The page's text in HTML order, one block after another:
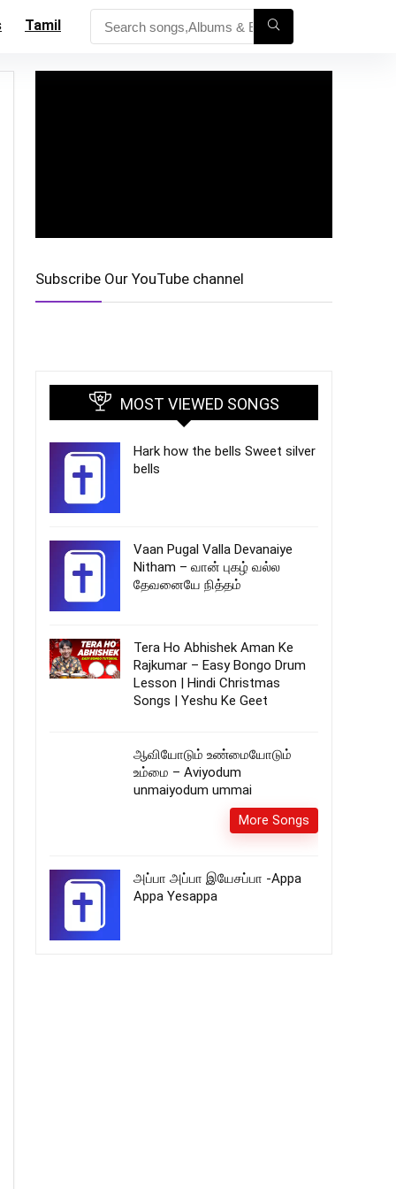
Tamil
Subscribe Our YouTube channel
MOST VIEWED SONGS
Hark how the bells Sweet silver
bells
Vaan Pugal Valla Devanaiye
Nitham – வான் புகழ் வல்ல
தேவனையே நித்தம்
Tera Ho Abhishek Aman Ke
Rajkumar – Easy Bongo Drum
Lesson | Hindi Christmas
Songs | Yeshu Ke Geet
ஆவியோடும் உண்மையோடும்
உம்மை – Aviyodum
unmaiyodum ummai
More Songs
அப்பா அப்பா இயேசப்பா -Appa
Appa Yesappa